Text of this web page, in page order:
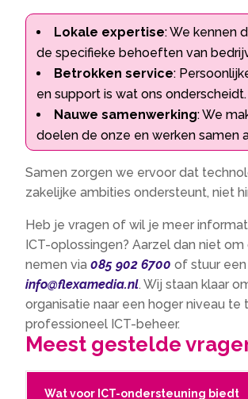
Lokale expertise: We kennen
de specifieke behoeften van
Betrokken service:
en support is wat ons onderscheidt.​
Nauwe samenwerking: We
doelen de onze en werken samen
Samen zorgen we ervoor dat
zakelijke ambities ondersteunt, niet
Heb je vragen of wil je meer
ICT-oplossingen? Aarzel dan niet
nemen via085 902 6700 of stuur
info@flexamedia.​nl.​ Wij staan klaar
organisatie naar een hoger niveau te
professioneel ICT-beheer.​
Meest gestelde
Wat voor ICT-ondersteuning biedt